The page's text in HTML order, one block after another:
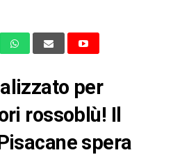
per
rossoblù! Il
spera